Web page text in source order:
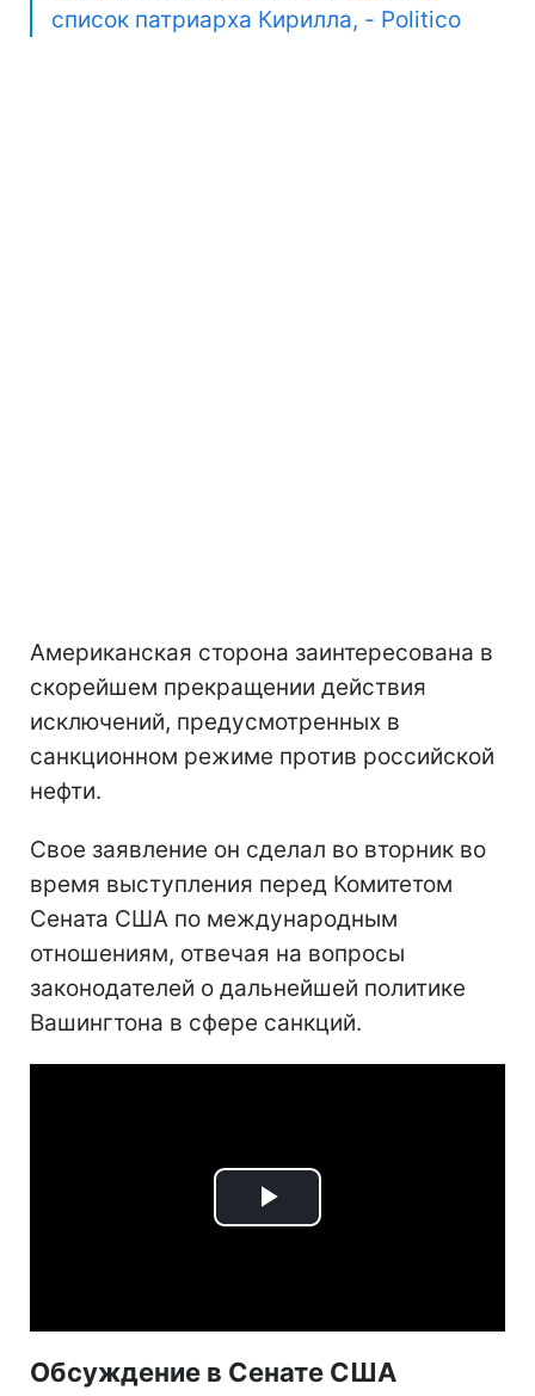
список патриарха Кирилла, - Politico
Американская сторона заинтересована в
скорейшем прекращении действия
исключений, предусмотренных в
санкционном режиме против российской
нефти.
Свое заявление он сделал во вторник во
время выступления перед Комитетом
Сената США по международным
отношениям, отвечая на вопросы
законодателей о дальнейшей политике
Вашингтона в сфере санкций.
Play
Обсуждение в Сенате США